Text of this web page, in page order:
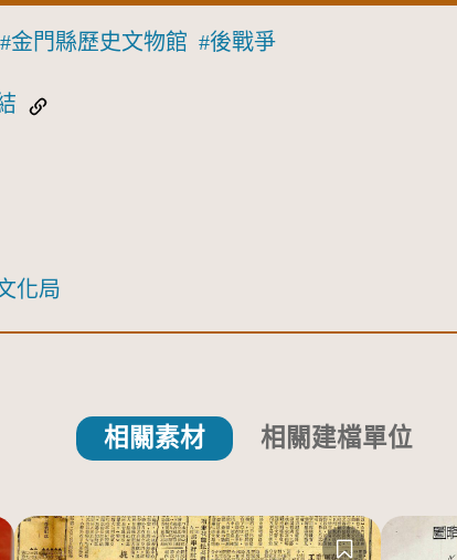
金門縣歷史文物館 後戰爭
化局
相關素材 相關建檔單位